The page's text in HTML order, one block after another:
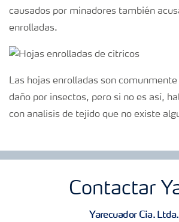
causados por minadores también
enrolladas.
Las hojas enrolladas son
daño por insectos, pero si no es así,
con analisis de tejido que no existe
Contactar
Yarecuador Cia. Ltda.